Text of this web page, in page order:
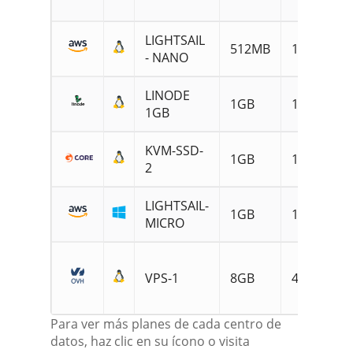
LIGHTSAIL
- NANO
512MB 1CPU
LINODE
1GB
1GB 1CPU
KVM-SSD-
2
1GB 1CPU
LIGHTSAIL-
MICRO
1GB 1CPU
VPS-1 8GB 4CPU
Para ver más planes de cada centro de
datos, haz clic en su ícono o visita